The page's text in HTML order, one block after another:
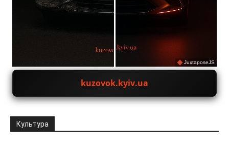
JuxtaposeJS
kuzovok.kyiv.ua
Культура